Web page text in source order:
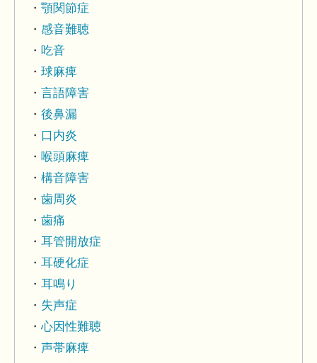
顎関節症
感音難聴
吃音
球麻痺
言語障害
後鼻漏
口内炎
喉頭麻痺
構音障害
歯周炎
歯痛
耳管開放症
耳硬化症
耳鳴り
失声症
心因性難聴
声帯麻痺